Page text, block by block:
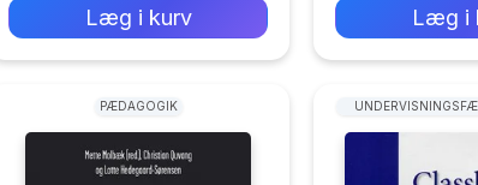
Læg i kurv Læg i
PÆDAGOGIK